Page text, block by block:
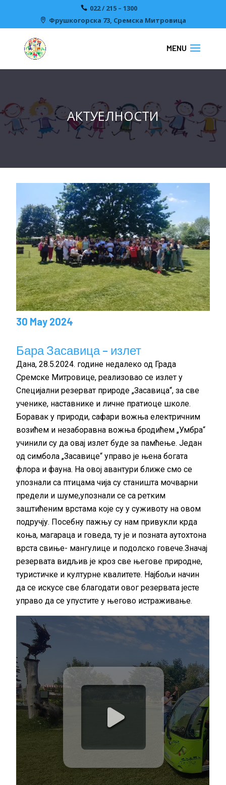
022 / 215 – 1300
Фрушкогорска 73, Сремска Митровицa
АКТУЕЛНОСТИ
30 May 2024
Бара Засавица – излет
Дана, 28.5.2024. године недалеко од Града
Сремске Митровице, реализовао се излет у
Специјални резерват природе „Засавица“, за све
ученике, наставнике и личне пратиоце школе.
Боравак у природи, сафари вожња електричним
возићем и незаборавна вожња бродићем „Умбра“
учинили су да овај излет буде за памћење. Један
од симбола „Засавице“ управо је њена богата
флора и фауна. На овој авантури ближе смо се
упознали са птицама чија су станишта мочварни
предели и шуме,упознали се са ретким
заштићеним врстама које су у суживоту на овом
подручју. Посебну пажњу су нам привукли крда
коња, магараца и говеда, ту је и позната аутохтона
врста свиње- мангулице и подолско говече.Значај
резервата видљив је кроз све његове природне,
туристичке и културне квалитете. Најбољи начин
да се искусе све благодати овог резервата јесте
управо да се упустите у његово истраживање.